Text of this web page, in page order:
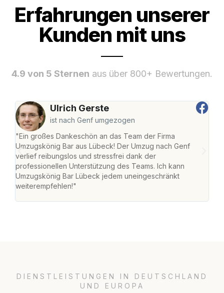
Erfahrungen unserer
Kunden mit uns
4.9 von 5 Sternen aus über 800+ Bewertungen.
Ulrich Gerste
ist nach Genf umgezogen
"Ein großes Dankeschön an das Team der Firma
Umzugskönig Bar aus Lübeck! Der Umzug nach Genf
verlief reibungslos und stressfrei dank der
professionellen Unterstützung des Teams. Ich kann
Umzugskönig Bar Lübeck jedem uneingeschränkt
weiterempfehlen!"
DIENSTLEISTUNGEN IN DEUTSCHLAND
UND EUROPA